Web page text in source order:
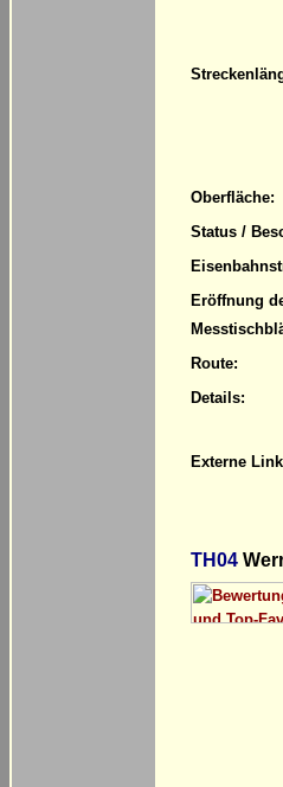
Oberfläche:
Status /
Eröffnung
Route:
Details:
Externe
TH04